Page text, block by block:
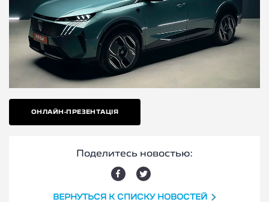
ОНЛАЙН-ПРЕЗЕНТАЦІЯ
Поделитесь новостью:
ВЕРНУТЬСЯ К СПИСКУ НОВОСТЕЙ